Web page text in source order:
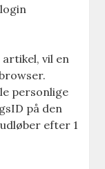
vil en
personlige
på den
efter 1